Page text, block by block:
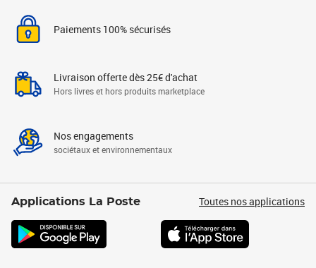
Paiements 100% sécurisés
Livraison offerte dès 25€ d'achat
Hors livres et hors produits marketplace
Nos engagements
sociétaux et environnementaux
Applications La Poste Toutes nos applications